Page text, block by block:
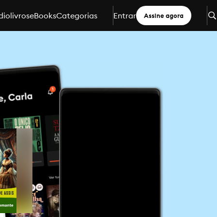
eBooksCategorias Entrar Assine agora